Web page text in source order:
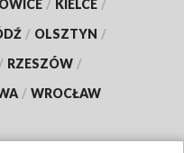
/ KIELCE /
/ OLSZTYN /
/ RZESZÓW /
/ WROCŁAW